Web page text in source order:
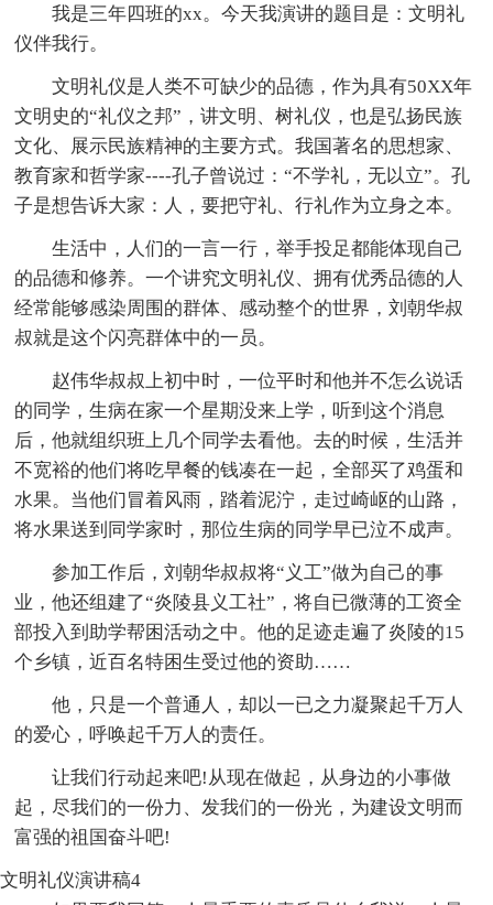
我是三年四班的xx。今天我演讲的题目是：文明礼
仪伴我行。
文明礼仪是人类不可缺少的品德，作为具有50XX年
文明史的“礼仪之邦”，讲文明、树礼仪，也是弘扬民族
文化、展示民族精神的主要方式。我国著名的思想家、
教育家和哲学家----孔子曾说过：“不学礼，无以立”。孔
子是想告诉大家：人，要把守礼、行礼作为立身之本。
生活中，人们的一言一行，举手投足都能体现自己
的品德和修养。一个讲究文明礼仪、拥有优秀品德的人
经常能够感染周围的群体、感动整个的世界，刘朝华叔
叔就是这个闪亮群体中的一员。
赵伟华叔叔上初中时，一位平时和他并不怎么说话
的同学，生病在家一个星期没来上学，听到这个消息
后，他就组织班上几个同学去看他。去的时候，生活并
不宽裕的他们将吃早餐的钱凑在一起，全部买了鸡蛋和
水果。当他们冒着风雨，踏着泥泞，走过崎岖的山路，
将水果送到同学家时，那位生病的同学早已泣不成声。
参加工作后，刘朝华叔叔将“义工”做为自己的事
业，他还组建了“炎陵县义工社”，将自已微薄的工资全
部投入到助学帮困活动之中。他的足迹走遍了炎陵的15
个乡镇，近百名特困生受过他的资助……
他，只是一个普通人，却以一已之力凝聚起千万人
的爱心，呼唤起千万人的责任。
让我们行动起来吧!从现在做起，从身边的小事做
起，尽我们的一份力、发我们的一份光，为建设文明而
富强的祖国奋斗吧!
文明礼仪演讲稿4